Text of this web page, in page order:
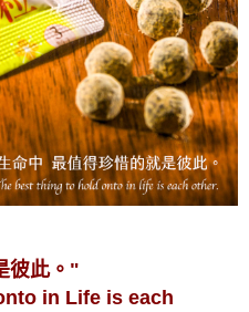
彼此。"
in Life is each